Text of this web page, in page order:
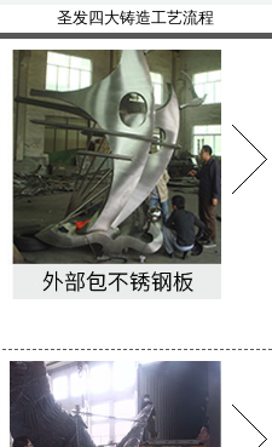
圣发四大铸造工艺流程